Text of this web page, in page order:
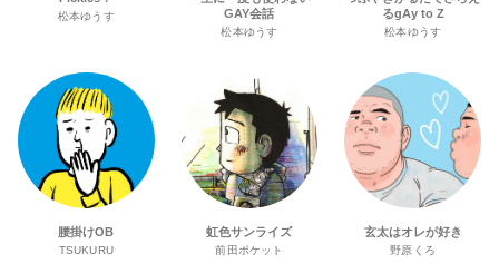
松本ゆうす
GAY会話
松本ゆうす
るgAy to Z
松本ゆうす
腰掛けOB
TSUKURU
虹色サンライズ
前田ポケット
玄太はオレが好き
野原くろ